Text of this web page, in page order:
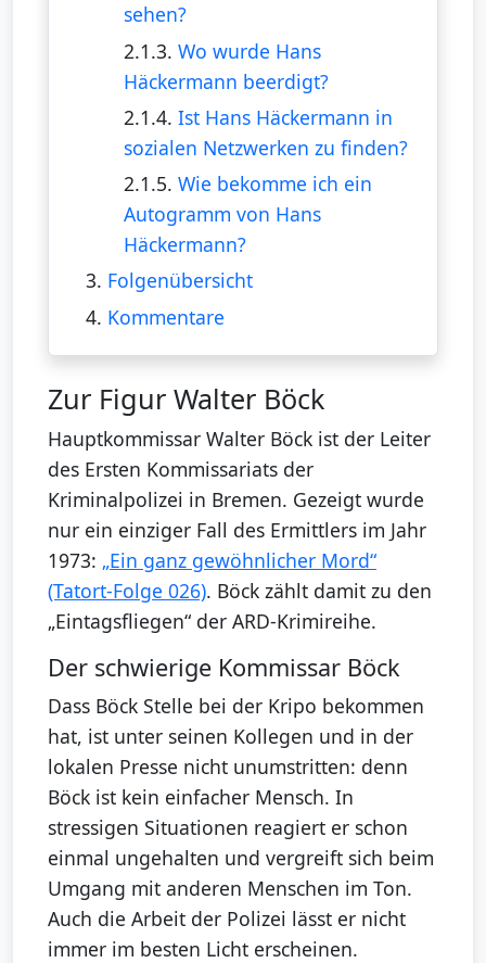
sehen?
2.1.3. Wo wurde Hans
Häckermann beerdigt?
2.1.4. Ist Hans Häckermann in
sozialen Netzwerken zu finden?
2.1.5. Wie bekomme ich ein
Autogramm von Hans
Häckermann?
3. Folgenübersicht
4. Kommentare
Zur Figur Walter Böck
Hauptkommissar Walter Böck ist der Leiter
des Ersten Kommissariats der
Kriminalpolizei in Bremen. Gezeigt wurde
nur ein einziger Fall des Ermittlers im Jahr
1973: „Ein ganz gewöhnlicher Mord“
(Tatort-Folge 026). Böck zählt damit zu den
„Eintagsfliegen“ der ARD-Krimireihe.
Der schwierige Kommissar Böck
Dass Böck Stelle bei der Kripo bekommen
hat, ist unter seinen Kollegen und in der
lokalen Presse nicht unumstritten: denn
Böck ist kein einfacher Mensch. In
stressigen Situationen reagiert er schon
einmal ungehalten und vergreift sich beim
Umgang mit anderen Menschen im Ton.
Auch die Arbeit der Polizei lässt er nicht
immer im besten Licht erscheinen.